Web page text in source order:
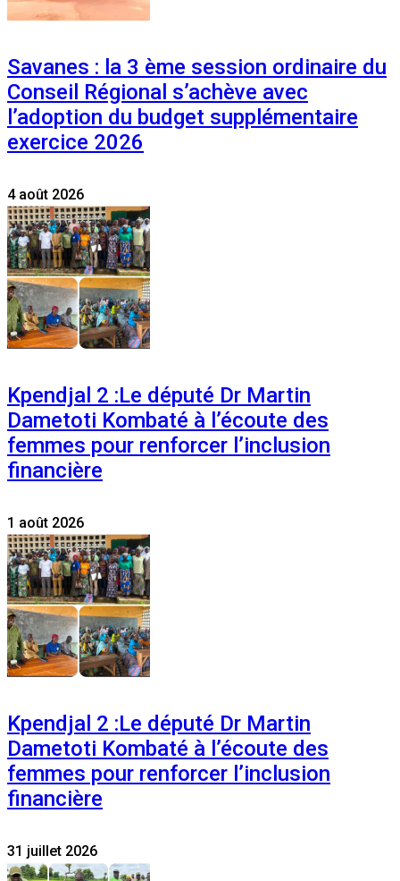
Savanes : la 3 ème session ordinaire du
Conseil Régional s’achève avec
l’adoption du budget supplémentaire
exercice 2026
4 août 2026
Kpendjal 2 :Le député Dr Martin
Dametoti Kombaté à l’écoute des
femmes pour renforcer l’inclusion
financière
1 août 2026
Kpendjal 2 :Le député Dr Martin
Dametoti Kombaté à l’écoute des
femmes pour renforcer l’inclusion
financière
31 juillet 2026